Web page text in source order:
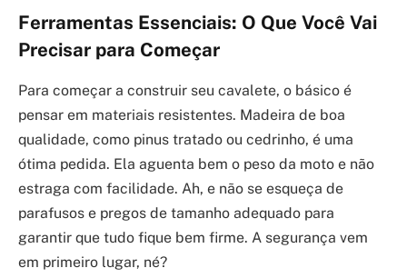
Ferramentas Essenciais: O Que Você Vai
Precisar para Começar
Para começar a construir seu cavalete, o básico é
pensar em materiais resistentes. Madeira de boa
qualidade, como pinus tratado ou cedrinho, é uma
ótima pedida. Ela aguenta bem o peso da moto e não
estraga com facilidade. Ah, e não se esqueça de
parafusos e pregos de tamanho adequado para
garantir que tudo fique bem firme. A segurança vem
em primeiro lugar, né?